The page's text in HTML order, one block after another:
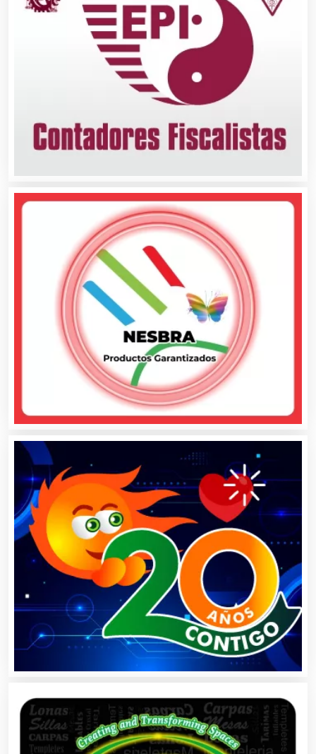
Análisis de Aguas
Animadores de Eventos
Aparatos y Equipos Eléctricos
Arquitectos
Artes Gráficas
Artesanías
Artículos de Oficina
Artículos de Piel
Artículos Deportivos
Artículos Importados
Artículos para el Hogar
Artículos para Regalos
Artículos Publicitarios